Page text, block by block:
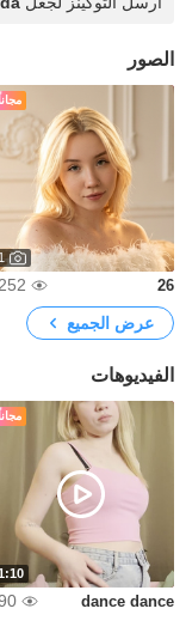
الصور
مجاناً
1
26
عرض الجميع
الفيديوهات
مجاناً
dance dance